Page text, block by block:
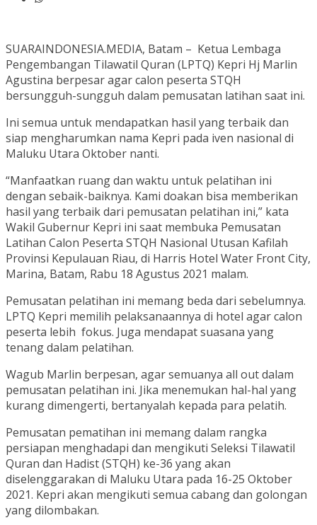
SUARAINDONESIA.MEDIA, Batam – Ketua Lembaga
Pengembangan Tilawatil Quran (LPTQ) Kepri Hj Marlin
Agustina berpesar agar calon peserta STQH
bersungguh-sungguh dalam pemusatan latihan saat ini.
Ini semua untuk mendapatkan hasil yang terbaik dan
siap mengharumkan nama Kepri pada iven nasional di
Maluku Utara Oktober nanti.
“Manfaatkan ruang dan waktu untuk pelatihan ini
dengan sebaik-baiknya. Kami doakan bisa memberikan
hasil yang terbaik dari pemusatan pelatihan ini,” kata
Wakil Gubernur Kepri ini saat membuka Pemusatan
Latihan Calon Peserta STQH Nasional Utusan Kafilah
Provinsi Kepulauan Riau, di Harris Hotel Water Front City,
Marina, Batam, Rabu 18 Agustus 2021 malam.
Pemusatan pelatihan ini memang beda dari sebelumnya.
LPTQ Kepri memilih pelaksanaannya di hotel agar calon
peserta lebih fokus. Juga mendapat suasana yang
tenang dalam pelatihan.
Wagub Marlin berpesan, agar semuanya all out dalam
pemusatan pelatihan ini. Jika menemukan hal-hal yang
kurang dimengerti, bertanyalah kepada para pelatih.
Pemusatan pematihan ini memang dalam rangka
persiapan menghadapi dan mengikuti Seleksi Tilawatil
Quran dan Hadist (STQH) ke-36 yang akan
diselenggarakan di Maluku Utara pada 16-25 Oktober
2021. Kepri akan mengikuti semua cabang dan golongan
yang dilombakan.